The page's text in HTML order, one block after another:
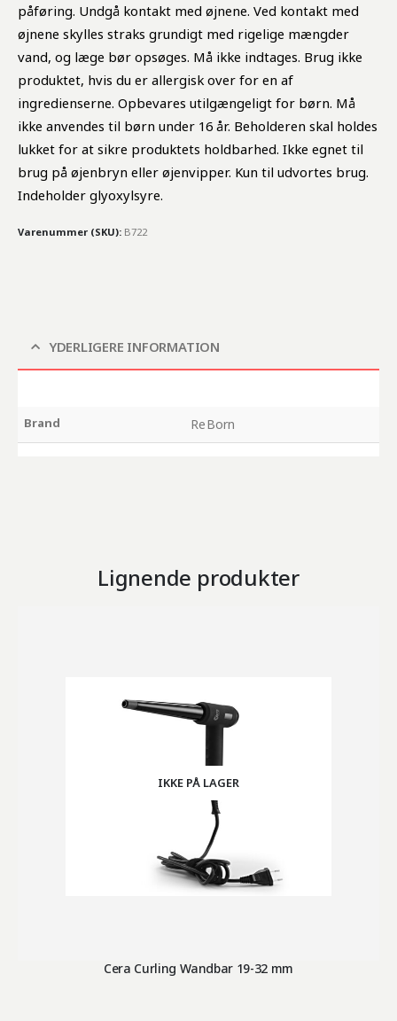
påføring. Undgå kontakt med øjnene. Ved kontakt med
øjnene skylles straks grundigt med rigelige mængder
vand, og læge bør opsøges. Må ikke indtages. Brug ikke
produktet, hvis du er allergisk over for en af
ingredienserne. Opbevares utilgængeligt for børn. Må
ikke anvendes til børn under 16 år. Beholderen skal holdes
lukket for at sikre produktets holdbarhed. Ikke egnet til
brug på øjenbryn eller øjenvipper. Kun til udvortes brug.
Indeholder glyoxylsyre.
Varenummer (SKU): B722
YDERLIGERE INFORMATION
Brand ReBorn
Lignende produkter
IKKE PÅ LAGER
Cera Curling Wandbar 19-32 mm